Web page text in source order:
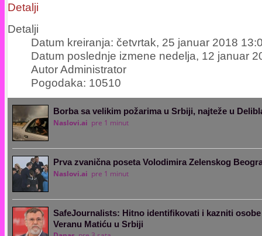
Detalji
Detalji
Datum kreiranja: četvrtak, 25 januar 2018
Datum poslednje izmene nedelja, 12 januar
Autor Administrator
Pogodaka: 10510